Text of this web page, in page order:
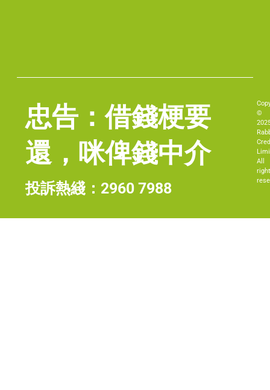
忠告：借錢梗要
還，咪俾錢中介
投訴熱綫： 2960 7988
©
All